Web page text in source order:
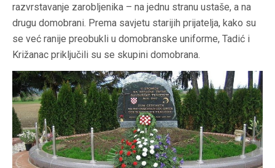
razvrstavanje zarobljenika – na jednu stranu ustaše, a na
drugu domobrani. Prema savjetu starijih prijatelja, kako su
se već ranije preobukli u domobranske uniforme, Tadić i
Križanac priključili su se skupini domobrana.